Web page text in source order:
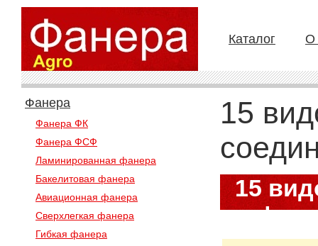
Каталог О
Фанера
Фанера ФК
Фанера ФСФ
Ламинированная фанера
Бакелитовая фанера
Авиационная фанера
Сверхлегкая фанера
Гибкая фанера
15
15